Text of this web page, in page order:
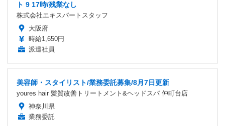
ト 9 17時/残業なし
株式会社エキスパートスタッフ
大阪府
時給1,650円
派遣社員
美容師・スタイリスト/業務委託募集/8月7日更新
youres hair 髪質改善トリートメント&ヘッドスパ 仲町台店
神奈川県
業務委託